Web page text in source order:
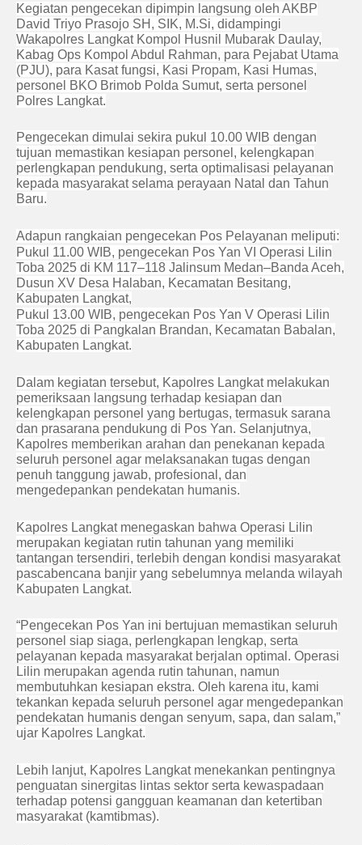
Kegiatan pengecekan dipimpin langsung oleh AKBP
David Triyo Prasojo SH, SIK, M.Si, didampingi
Wakapolres Langkat Kompol Husnil Mubarak Daulay,
Kabag Ops Kompol Abdul Rahman, para Pejabat Utama
(PJU), para Kasat fungsi, Kasi Propam, Kasi Humas,
personel BKO Brimob Polda Sumut, serta personel
Polres Langkat.
Pengecekan dimulai sekira pukul 10.00 WIB dengan
tujuan memastikan kesiapan personel, kelengkapan
perlengkapan pendukung, serta optimalisasi pelayanan
kepada masyarakat selama perayaan Natal dan Tahun
Baru.
Adapun rangkaian pengecekan Pos Pelayanan meliputi:
Pukul 11.00 WIB, pengecekan Pos Yan VI Operasi Lilin
Toba 2025 di KM 117–118 Jalinsum Medan–Banda Aceh,
Dusun XV Desa Halaban, Kecamatan Besitang,
Kabupaten Langkat,
Pukul 13.00 WIB, pengecekan Pos Yan V Operasi Lilin
Toba 2025 di Pangkalan Brandan, Kecamatan Babalan,
Kabupaten Langkat.
Dalam kegiatan tersebut, Kapolres Langkat melakukan
pemeriksaan langsung terhadap kesiapan dan
kelengkapan personel yang bertugas, termasuk sarana
dan prasarana pendukung di Pos Yan. Selanjutnya,
Kapolres memberikan arahan dan penekanan kepada
seluruh personel agar melaksanakan tugas dengan
penuh tanggung jawab, profesional, dan
mengedepankan pendekatan humanis.
Kapolres Langkat menegaskan bahwa Operasi Lilin
merupakan kegiatan rutin tahunan yang memiliki
tantangan tersendiri, terlebih dengan kondisi masyarakat
pascabencana banjir yang sebelumnya melanda wilayah
Kabupaten Langkat.
“Pengecekan Pos Yan ini bertujuan memastikan seluruh
personel siap siaga, perlengkapan lengkap, serta
pelayanan kepada masyarakat berjalan optimal. Operasi
Lilin merupakan agenda rutin tahunan, namun
membutuhkan kesiapan ekstra. Oleh karena itu, kami
tekankan kepada seluruh personel agar mengedepankan
pendekatan humanis dengan senyum, sapa, dan salam,”
ujar Kapolres Langkat.
Lebih lanjut, Kapolres Langkat menekankan pentingnya
penguatan sinergitas lintas sektor serta kewaspadaan
terhadap potensi gangguan keamanan dan ketertiban
masyarakat (kamtibmas).